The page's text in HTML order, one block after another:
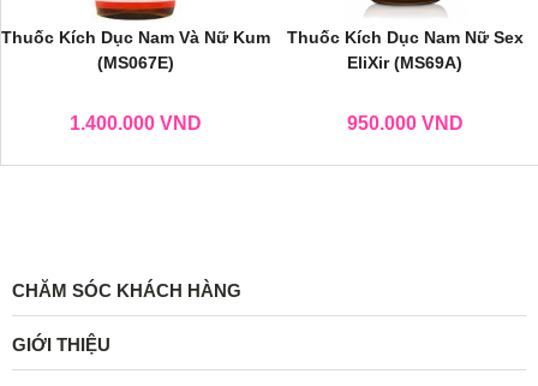
Thuốc Kích Dục Nam Và Nữ Kum
(MS067E)
1.400.000 VND
Thuốc Kích Dục Nam Nữ Sex
EliXir (MS69A)
950.000 VND
CHĂM SÓC KHÁCH HÀNG
GIỚI THIỆU